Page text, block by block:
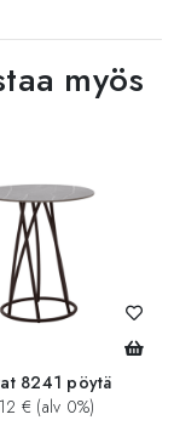
myös
8241 pöytä
€ (alv 0%)